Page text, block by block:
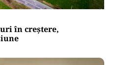
în creștere,